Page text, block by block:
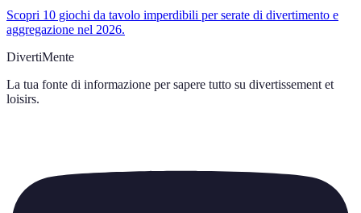
Scopri 10 giochi da tavolo imperdibili per serate di divertimento e
aggregazione nel 2026.
DivertiMente
La tua fonte di informazione per sapere tutto su divertissement et
loisirs.